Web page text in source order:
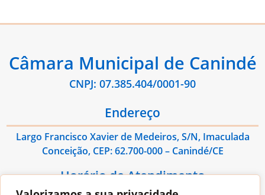
Câmara Municipal de Canindé
CNPJ: 07.385.404/0001-90
Endereço
Largo Francisco Xavier de Medeiros, S/N, Imaculada
Conceição, CEP: 62.700-000 – Canindé/CE
Horário de Atendimento